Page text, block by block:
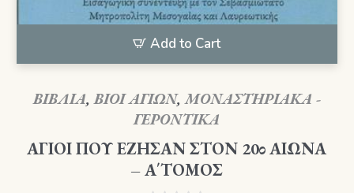
Add to Cart
ΒΙΒΛΙΑ,ΒΙΟΙ ΑΓΙΩΝ,ΜΟΝΑΣΤΗΡΙΑΚΑ -
ΓΕΡΟΝΤΙΚΑ
ΑΓΙΟΙ ΠΟΥ ΕΖΗΣΑΝ ΣΤΟΝ 20ο ΑΙΩΝΑ
– Α΄ΤΟΜΟΣ